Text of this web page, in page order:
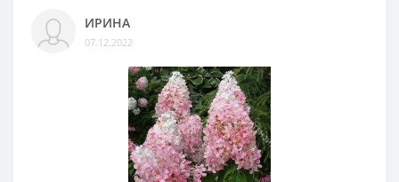
ИРИНА
07.12.2022